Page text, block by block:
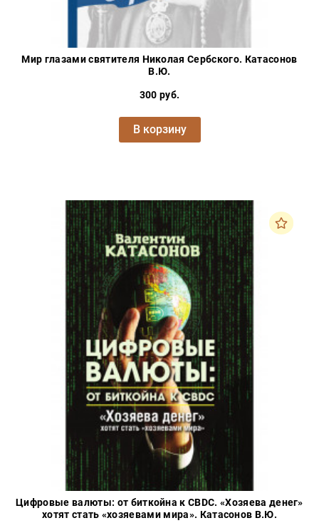
Мир глазами святителя Николая Сербского. Катасонов
В.Ю.
300 руб.
В корзину
Цифровые валюты: от биткойна к CBDC. «Хозяева денег»
хотят стать «хозяевами мира». Катасонов В.Ю.